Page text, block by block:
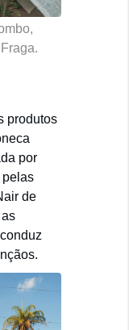
produtos
por
pelas
de